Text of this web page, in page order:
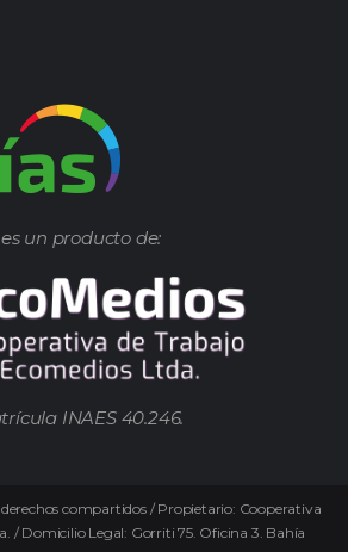
es un producto de:
INAES 40.246.
derechos compartidos / Propietario: Cooperativa
/ Domicilio Legal: Gorriti 75. Oficina 3. Bahía